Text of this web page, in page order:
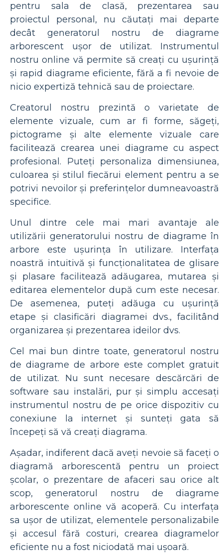
pentru sala de clasă, prezentarea sau
proiectul personal, nu căutați mai departe
decât generatorul nostru de diagrame
arborescent ușor de utilizat. Instrumentul
nostru online vă permite să creați cu ușurință
și rapid diagrame eficiente, fără a fi nevoie de
nicio expertiză tehnică sau de proiectare.
Creatorul nostru prezintă o varietate de
elemente vizuale, cum ar fi forme, săgeți,
pictograme și alte elemente vizuale care
facilitează crearea unei diagrame cu aspect
profesional. Puteți personaliza dimensiunea,
culoarea și stilul fiecărui element pentru a se
potrivi nevoilor și preferințelor dumneavoastră
specifice.
Unul dintre cele mai mari avantaje ale
utilizării generatorului nostru de diagrame în
arbore este ușurința în utilizare. Interfața
noastră intuitivă și funcționalitatea de glisare
și plasare facilitează adăugarea, mutarea și
editarea elementelor după cum este necesar.
De asemenea, puteți adăuga cu ușurință
etape și clasificări diagramei dvs., facilitând
organizarea și prezentarea ideilor dvs.
Cel mai bun dintre toate, generatorul nostru
de diagrame de arbore este complet gratuit
de utilizat. Nu sunt necesare descărcări de
software sau instalări, pur și simplu accesați
instrumentul nostru de pe orice dispozitiv cu
conexiune la internet și sunteți gata să
începeți să vă creați diagrama.
Așadar, indiferent dacă aveți nevoie să faceți o
diagramă arborescentă pentru un proiect
școlar, o prezentare de afaceri sau orice alt
scop, generatorul nostru de diagrame
arborescente online vă acoperă. Cu interfața
sa ușor de utilizat, elementele personalizabile
și accesul fără costuri, crearea diagramelor
eficiente nu a fost niciodată mai ușoară.